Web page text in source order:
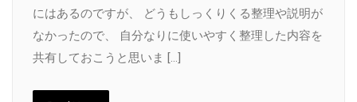
にはあるのですが、 どうもしっくりくる整理や説明が
なかったので、 自分なりに使いやすく整理した内容を
共有しておこうと思いま […]